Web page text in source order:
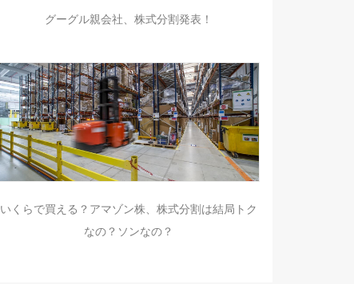
グーグル親会社、株式分割発表！
いくらで買える？アマゾン株、株式分割は結局トク
なの？ソンなの？